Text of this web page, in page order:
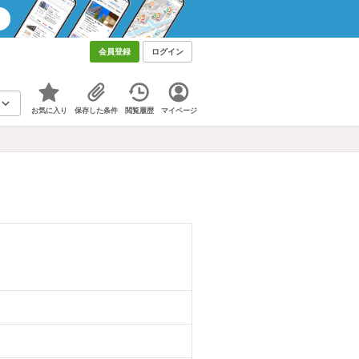
会員登録 ログイン
お気に入り 保存した条件 閲覧履歴 マイページ